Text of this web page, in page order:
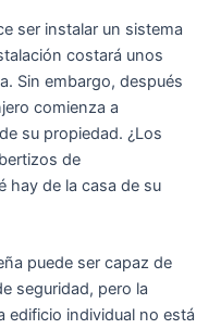
ser instalar un sistema
costará unos
Sin embargo, después
comienza a
su propiedad. ¿Los
de
hay de la casa de su
puede ser capaz de
seguridad, pero la
edificio individual no está